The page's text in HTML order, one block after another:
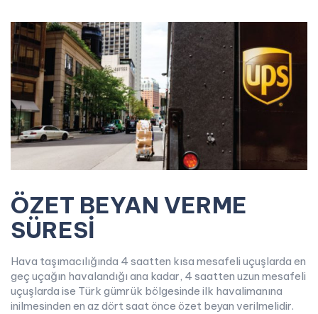
ÖZET BEYAN VERME
SÜRESİ
Hava taşımacılığında 4 saatten kısa mesafeli uçuşlarda en
geç uçağın havalandığı ana kadar, 4 saatten uzun mesafeli
uçuşlarda ise Türk gümrük bölgesinde ilk havalimanına
inilmesinden en az dört saat önce özet beyan verilmelidir.